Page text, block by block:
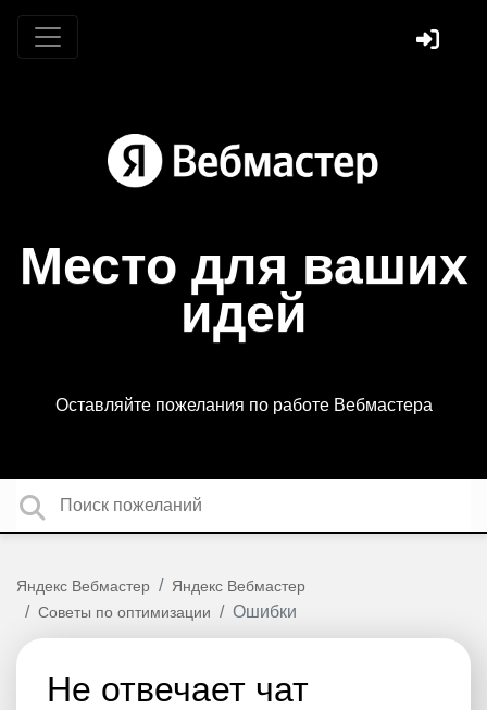
Место для ваших
идей
Оставляйте пожелания по работе Вебмастера
Яндекс Вебмастер
Яндекс Вебмастер
Советы по оптимизации
Ошибки
Не отвечает чат